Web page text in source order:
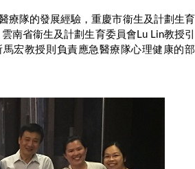
療隊的發展經驗，重慶市衞生及計劃生育
南省衞生及計劃生育委員會Lu Lin教授引
宏教授則負責應急醫療隊心理健康的部